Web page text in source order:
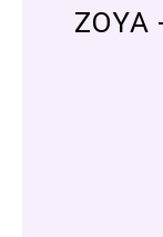
رژ لب جامد براق زویا کد 09 - ZOYA